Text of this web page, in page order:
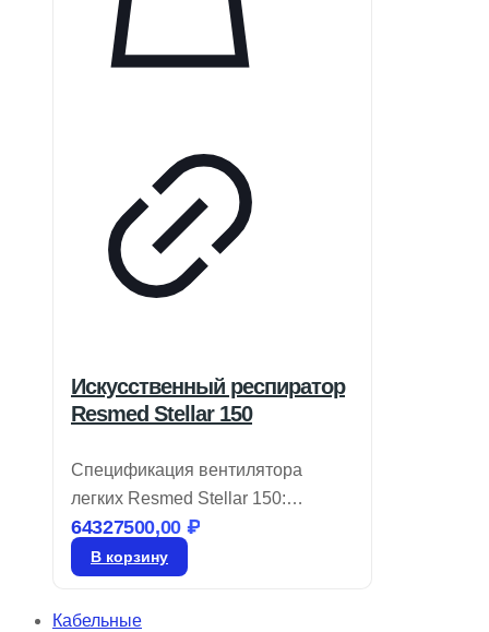
Искусственный респиратор
Resmed Stellar 150
Спецификация вентилятора
легких Resmed Stellar 150:
Разработан для нужд
современных клиник, оснащен
технологиями настройки и
64327500,00 ₽
В корзину
Кабельные